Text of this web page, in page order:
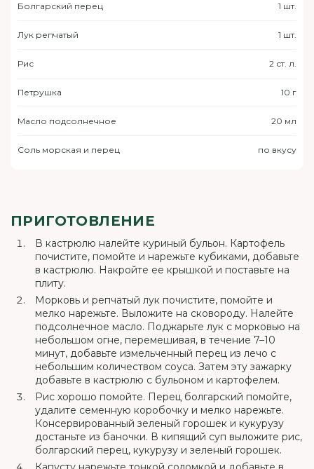
Болгарский перец 1 шт.
Лук репчатый 1 шт.
Рис 2 ст. л.
Петрушка 10 г
Масло подсолнечное 20 мл
Соль морская и перец по вкусу
ПРИГОТОВЛЕНИЕ
В кастрюлю налейте куриный бульон. Картофель
почистите, помойте и нарежьте кубиками, добавьте
в кастрюлю. Накройте ее крышкой и поставьте на
плиту.
Морковь и репчатый лук почистите, помойте и
мелко нарежьте. Выложите на сковороду. Налейте
подсолнечное масло. Поджарьте лук с морковью на
небольшом огне, перемешивая, в течение 7–10
минут, добавьте измельченный перец из лечо с
небольшим количеством соуса. Затем эту зажарку
добавьте в кастрюлю с бульоном и картофелем.
Рис хорошо помойте. Перец болгарский помойте,
удалите семенную коробочку и мелко нарежьте.
Консервированный зеленый горошек и кукурузу
достаньте из баночки. В кипящий суп выложите рис,
болгарский перец, кукурузу и зеленый горошек.